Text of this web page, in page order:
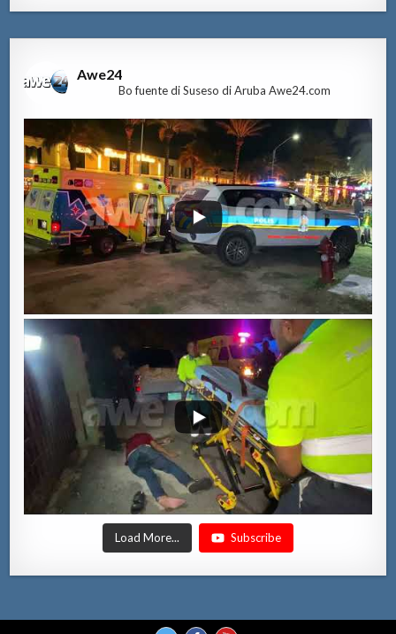
Awe24
Bo fuente di Suseso di Aruba Awe24.com
Load More... Subscribe